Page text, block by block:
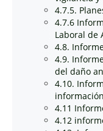
4.7.5.
4.7.6
Laboral de
4.8.
4.9.
del daño
4.10.
4.11
4.12